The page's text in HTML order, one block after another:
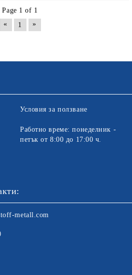
Page 1 of 1
«
1 »
Условия за ползване
Работно време: понеделник -
петък от 8:00 до 17:00 ч.
metall.com